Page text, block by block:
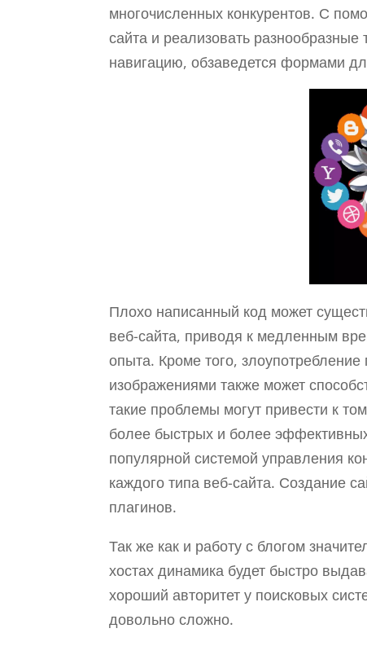
многочисленных конкурентов. С
сайта и реализовать
навигацию, обзаведется формами
Плохо написанный код может
веб-сайта, приводя к медленным
опыта. Кроме того,
изображениями также может
такие проблемы могут привести к
более быстрых и более
популярной системой управления
каждого типа веб-сайта. Создание
плагинов.
Так же как и работу с блогом
хостах динамика будет быстро
хороший авторитет у поисковых
довольно сложно.